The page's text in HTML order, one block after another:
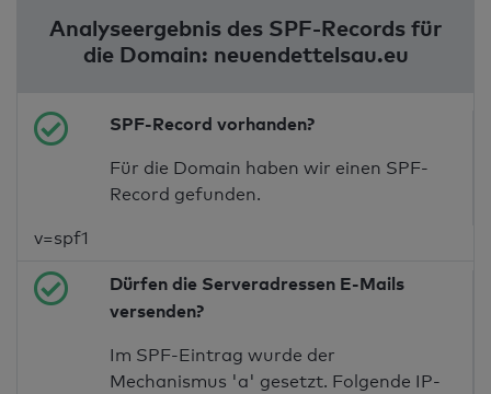
Analyseergebnis des SPF-Records für
die Domain: neuendettelsau.eu
SPF-Record vorhanden?
Für die Domain haben wir einen SPF-
Record gefunden.
v=spf1
Dürfen die Serveradressen E-Mails
versenden?
Im SPF-Eintrag wurde der
Mechanismus 'a' gesetzt. Folgende IP-